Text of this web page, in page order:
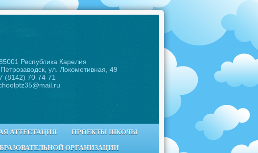
Республика Карелия
Петрозаводск, ул. Локомотивная, 49
(8142) 70-74-71
АТТЕСТАЦИЯ
ПРОЕКТЫ ШКОЛЫ
ОРГАНИЗАЦИИ